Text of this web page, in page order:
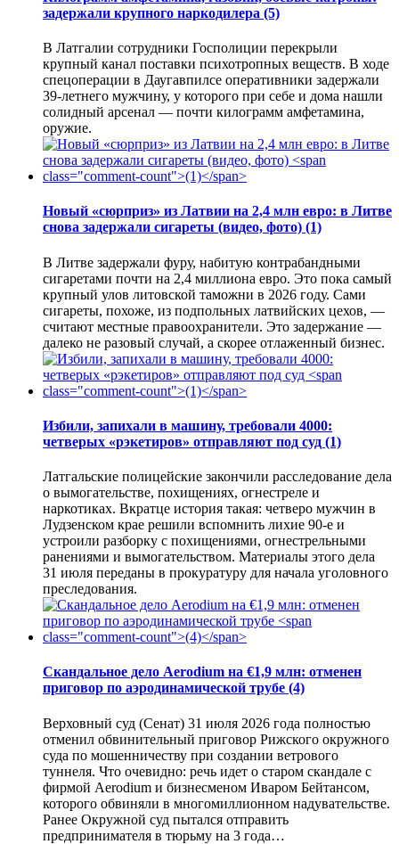
задержали крупного наркодилера (5)
В Латгалии сотрудники Госполиции перекрыли
крупный канал поставки психотропных веществ. В ходе
спецоперации в Даугавпилсе оперативники задержали
39-летнего мужчину, у которого при себе и дома нашли
солидный арсенал — почти килограмм амфетамина,
оружие.
Новый «сюрприз» из Латвии на 2,4 млн евро: в Литве
снова задержали сигареты (видео, фото) (1)
В Литве задержали фуру, набитую контрабандными
сигаретами почти на 2,4 миллиона евро. Это пока самый
крупный улов литовской таможни в 2026 году. Сами
сигареты, похоже, из подпольных латвийских цехов, —
считают местные правоохранители. Это задержание —
далеко не разовый случай, а скорее отлаженный бизнес.
Избили, запихали в машину, требовали 4000:
четверых «рэкетиров» отправляют под суд (1)
Латгальские полицейские закончили расследование дела
о вымогательстве, похищениях, огнестреле и
наркотиках. Вкратце история такая: четверо мужчин в
Лудзенском крае решили вспомнить лихие 90-е и
устроили разборку с похищениями, огнестрельными
ранениями и вымогательством. Материалы этого дела
31 июля переданы в прокуратуру для начала уголовного
преследования.
Скандальное дело Aerodium на €1,9 млн: отменен
приговор по аэродинамической трубе (4)
Верховный суд (Сенат) 31 июля 2026 года полностью
отменил обвинительный приговор Рижского окружного
суда по мошенничеству при создании ветрового
туннеля. Что очевидно: речь идет о старом скандале с
фирмой Aerodium и бизнесменом Иваром Бейтансом,
которого обвиняли в многомиллионном надувательстве.
Ранее Окружной суд пытался отправить
предпринимателя в тюрьму на 3 года…